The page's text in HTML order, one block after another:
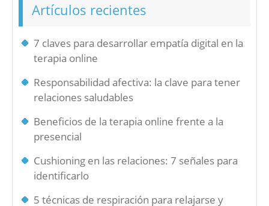
Artículos recientes
7 claves para desarrollar empatía digital en la
terapia online
Responsabilidad afectiva: la clave para tener
relaciones saludables
Beneficios de la terapia online frente a la
presencial
Cushioning en las relaciones: 7 señales para
identificarlo
5 técnicas de respiración para relajarse y